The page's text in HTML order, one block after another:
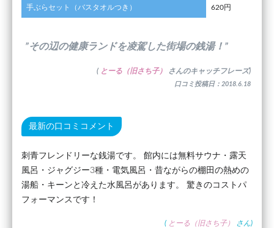
手ぶらセット（バスタオルつき） 620円
”その辺の健康ランドを凌駕した街場の銭湯！”
( とーる（旧さち子） さんのキャッチフレーズ)
口コミ投稿日：2018.6.18
最新の口コミコメント
刺青フレンドリーな銭湯です。 館内には無料サウナ・露天
風呂・ジャグジー3種・電気風呂・昔ながらの棚田の熱めの
湯船・キーンと冷えた水風呂があります。 驚きのコストパ
フォーマンスです！
( とーる（旧さち子） さん)